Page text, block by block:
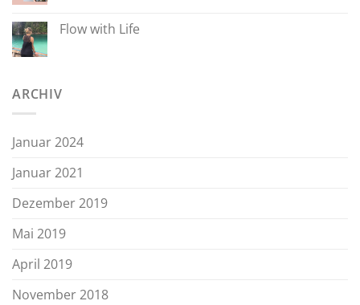
Flow with Life
ARCHIV
Januar 2024
Januar 2021
Dezember 2019
Mai 2019
April 2019
November 2018